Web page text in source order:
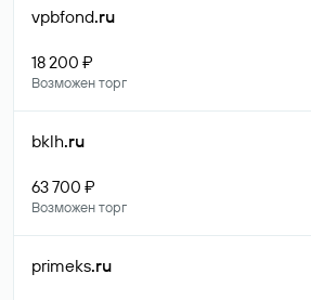
vpbfond.ru
18 200 ₽
Возможен торг
bklh.ru
63 700 ₽
Возможен торг
primeks.ru